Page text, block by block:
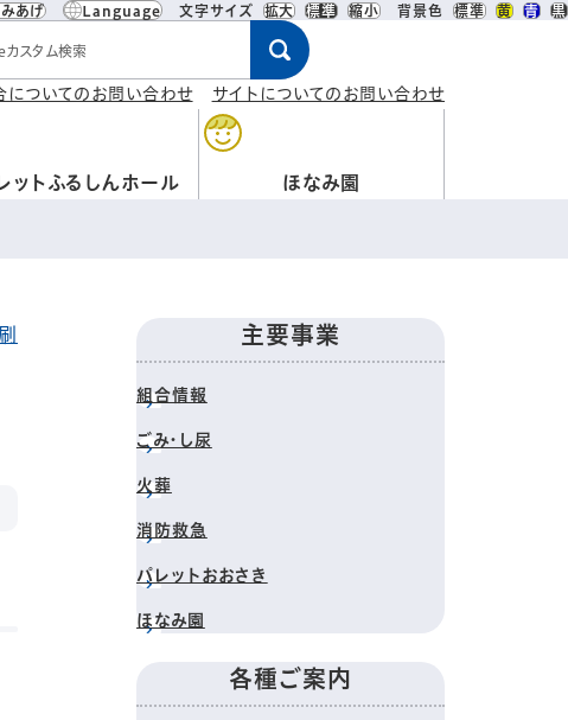
あげ Language 文字サイズ 拡大 標準 縮小 背景色 標準 黄 青 黒
ーワード
についてのお問い合わせ サイトについてのお問い合わせ
ットふるしんホール ほなみ園
主要事業
組合情報
ごみ・し尿
火葬
消防救急
パレットおおさき
ほなみ園
各種ご案内